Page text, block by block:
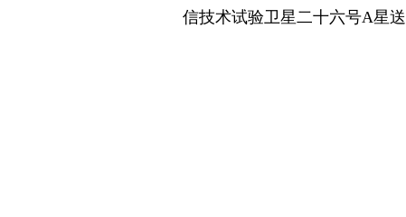
信技术试验卫星二十六号A星